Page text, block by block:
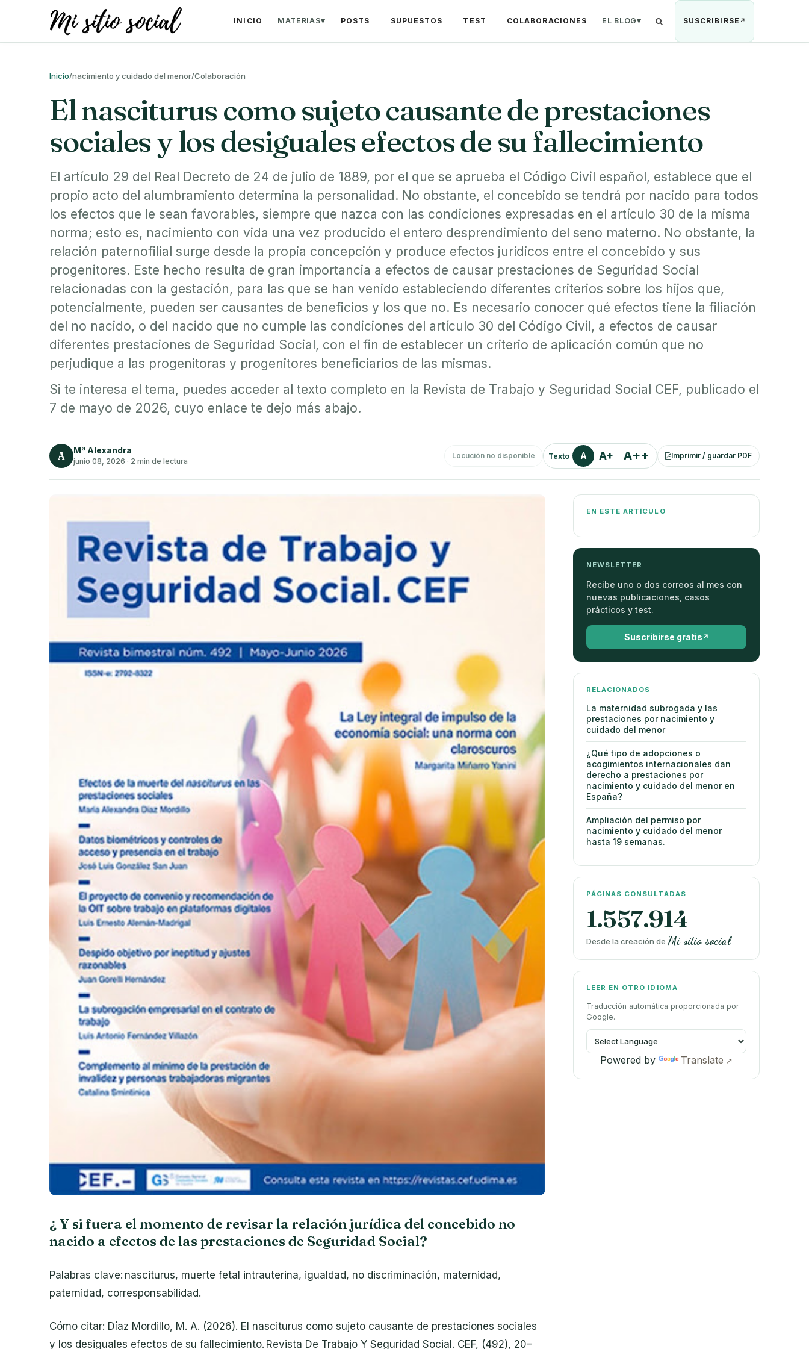
INICIO MATERIAS▾ POSTS SUPUESTOS TEST COLABORACIONES EL BLOG▾ BuscarSUSCRIBIRSE
Inicio/nacimiento y cuidado del menor/Colaboración
El nasciturus como sujeto causante de prestaciones
sociales y los desiguales efectos de su fallecimiento
El artículo 29 del Real Decreto de 24 de julio de 1889, por el que se aprueba el Código Civil español, establece que el
propio acto del alumbramiento determina la personalidad. No obstante, el concebido se tendrá por nacido para todos
los efectos que le sean favorables, siempre que nazca con las condiciones expresadas en el artículo 30 de la misma
norma; esto es, nacimiento con vida una vez producido el entero desprendimiento del seno materno. No obstante, la
relación paternofilial surge desde la propia concepción y produce efectos jurídicos entre el concebido y sus
progenitores. Este hecho resulta de gran importancia a efectos de causar prestaciones de Seguridad Social
relacionadas con la gestación, para las que se han venido estableciendo diferentes criterios sobre los hijos que,
potencialmente, pueden ser causantes de beneficios y los que no. Es necesario conocer qué efectos tiene la filiación
del no nacido, o del nacido que no cumple las condiciones del artículo 30 del Código Civil, a efectos de causar
diferentes prestaciones de Seguridad Social, con el fin de establecer un criterio de aplicación común que no
perjudique a las progenitoras y progenitores beneficiarios de las mismas.
Si te interesa el tema, puedes acceder al texto completo en la Revista de Trabajo y Seguridad Social CEF, publicado el
7 de mayo de 2026, cuyo enlace te dejo más abajo.
A Mª Alexandra
junio 08, 2026 · 2 min de lectura
Locución no disponible Texto A A+ A++ Imprimir / guardar PDF
¿ Y si fuera el momento de revisar la relación jurídica del concebido no
nacido a efectos de las prestaciones de Seguridad Social?
Palabras clave: nasciturus, muerte fetal intrauterina, igualdad, no discriminación, maternidad,
paternidad, corresponsabilidad.
Cómo citar: Díaz Mordillo, M. A. (2026). El nasciturus como sujeto causante de prestaciones sociales
y los desiguales efectos de su fallecimiento. Revista De Trabajo Y Seguridad Social. CEF, (492), 20–
EN ESTE ARTÍCULO
NEWSLETTER
Recibe uno o dos correos al mes con
nuevas publicaciones, casos
prácticos y test.
Suscribirse gratis
RELACIONADOS
La maternidad subrogada y las
prestaciones por nacimiento y
cuidado del menor
¿Qué tipo de adopciones o
acogimientos internacionales dan
derecho a prestaciones por
nacimiento y cuidado del menor en
España?
Ampliación del permiso por
nacimiento y cuidado del menor
hasta 19 semanas.
PÁGINAS CONSULTADAS
1.557.914
Desde la creación de Mi sitio social
LEER EN OTRO IDIOMA
Traducción automática proporcionada por
Google.
Powered by Translate